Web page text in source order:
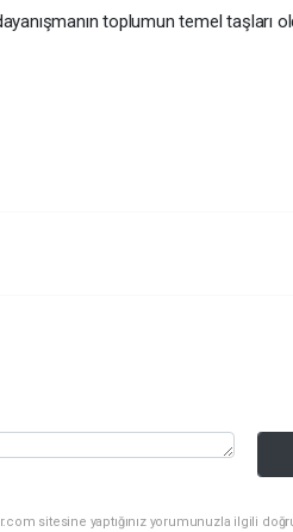
toplumun temel taşları
sitesine yaptığınız yorumunuzla ilgili